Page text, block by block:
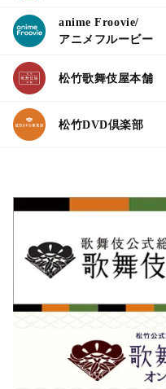
anime Froovie/
アニメフルービー
松竹歌舞伎屋本舗
松竹DVD倶楽部